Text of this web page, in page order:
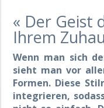
« Der Geist
Ihrem
Wenn man sich
sieht man vor
Formen. Diese
integrieren,